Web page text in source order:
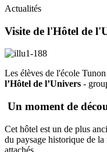
Actualités
Visite de l'Hôtel de
Les élèves de l'école
l’Hôtel de l’Univers -
Un moment de
Cet hôtel est un de plus
du paysage historique de
attachés.